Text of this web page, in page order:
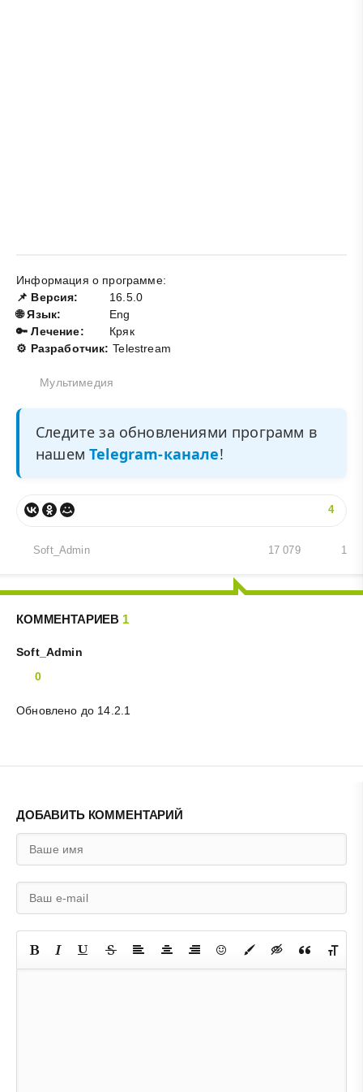
Информация о программе:
📌 Версия:
16.5.0
🌐 Язык:
Eng
🔑 Лечение:
Кряк
⚙️ Разработчик: Telestream
Мультимедия
Следите за обновлениями программ в
нашемTelegram-канале!
4
Soft_Admin 1
17 079
КОММЕНТАРИЕВ 1
Soft_Admin
0
Обновлено до 14.2.1
ДОБАВИТЬ КОММЕНТАРИЙ